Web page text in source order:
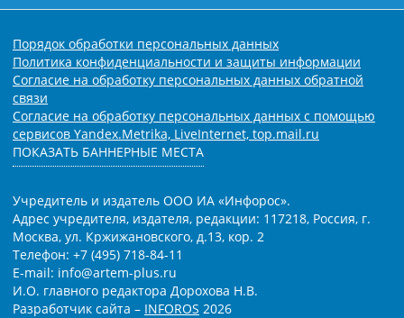
Порядок обработки персональных данных
Политика конфиденциальности и защиты информации
Согласие на обработку персональных данных обратной
связи
Согласие на обработку персональных данных с помощью
сервисов Yandex.Metrika, LiveInternet, top.mail.ru
ПОКАЗАТЬ БАННЕРНЫЕ МЕСТА
Учредитель и издатель ООО ИА «Инфорос».
Адрес учредителя, издателя, редакции: 117218, Россия, г.
Москва, ул. Кржижановского, д.13, кор. 2
Телефон: +7 (495) 718-84-11
E-mail: info@artem-plus.ru
И.О. главного редактора Дорохова Н.В.
Разработчик сайта – INFOROS 2026